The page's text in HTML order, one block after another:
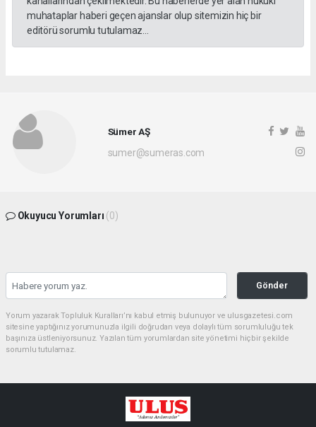
muhataplar haberi geçen ajanslar olup sitemizin hiç bir
editörü sorumlu tutulamaz...
Sümer AŞ
sumer@sumeras.com
Okuyucu Yorumları (0)
Gönder
Yorum yazarak Topluluk Kuralları’nı kabul etmiş bulunuyor ve ulusgazetesi.com
sitesine yaptığınız yorumunuzla ilgili doğrudan veya dolaylı tüm sorumluluğu tek
başınıza üstleniyorsunuz. Yazılan tüm yorumlardan site yönetimi hiçbir şekilde
sorumlu tutulamaz.